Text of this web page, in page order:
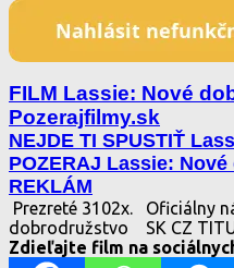
FILM Lassie: Nové
Pozerajfilmy.sk
NEJDE TI SPUSTIŤ
POZERAJ Lassie:
REKLÁM
Prezreté 3102x.
Oficiálny
dobrodružstvo
SK CZ
Zdieľajte film na